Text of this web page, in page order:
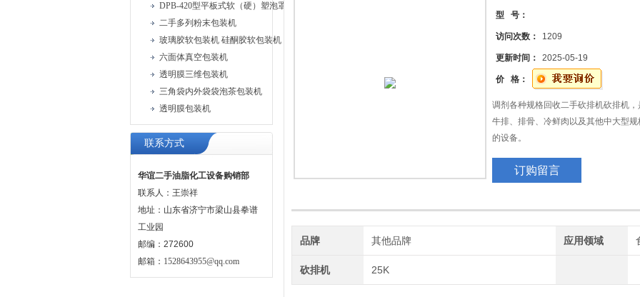
DPB-420型平板式软（硬）塑泡罩包装机
二手多列粉末包装机
六面体真空包装机
透明膜三维包装机
三角袋内外袋袋泡茶包装机
透明膜包装机
联系方式
华谊二手油脂化工设备购销部
联系人：王崇祥
地址：山东省济宁市梁山县拳谱
工业园
邮编：272600
邮箱： 1528643955@qq.com
型 号：
访问次数： 1209
更新时间： 2025-05-19
价 格：
调剂各种规格回收二手砍排机砍排机
牛排、排骨、冷鲜肉以及其他中大型
的设备。
厨房生产加工。此机器适用于切无骨
订购留言
品牌 其他品牌 应用领域
砍排机 25K